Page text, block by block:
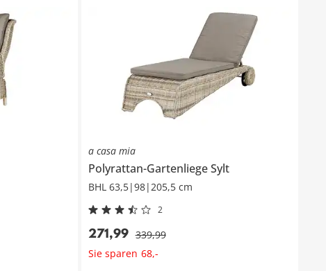
a casa mia
Polyrattan-GartenliegeSylt
BHL 63,5|98|205,5 cm
2
271,99 339,99
Sie sparen 68,-